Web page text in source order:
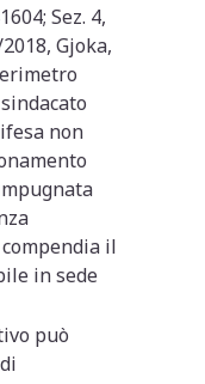
Sez. 4,
Gjoka,
non
il
in sede
può